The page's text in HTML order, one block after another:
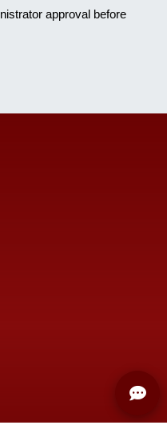
approval before